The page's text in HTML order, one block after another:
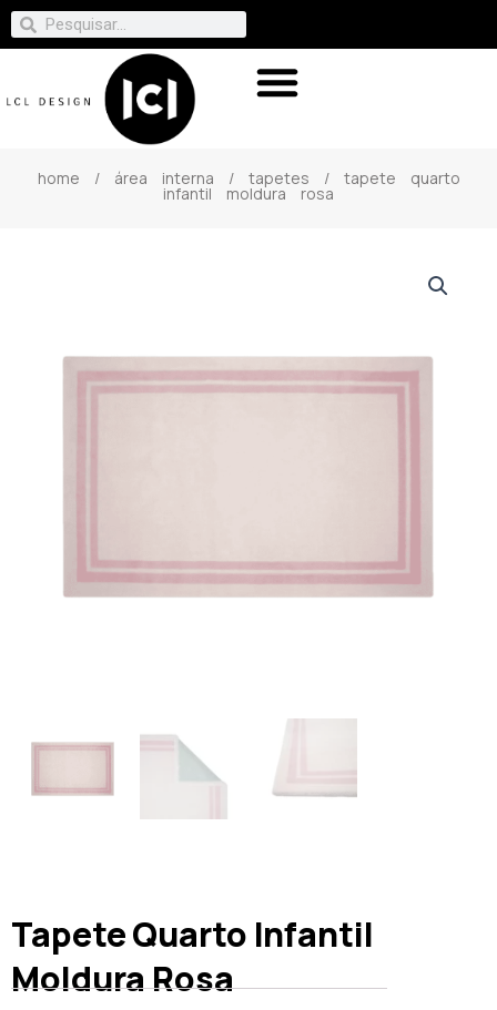
home / área interna / tapetes / tapete quarto
infantil moldura rosa
Tapete Quarto Infantil
Moldura Rosa